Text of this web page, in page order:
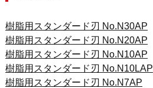
樹脂用スタンダード刃 No.N30AP
樹脂用スタンダード刃 No.N20AP
樹脂用スタンダード刃 No.N10AP
樹脂用スタンダード刃 No.N10LAP
樹脂用スタンダード刃 No.N7AP